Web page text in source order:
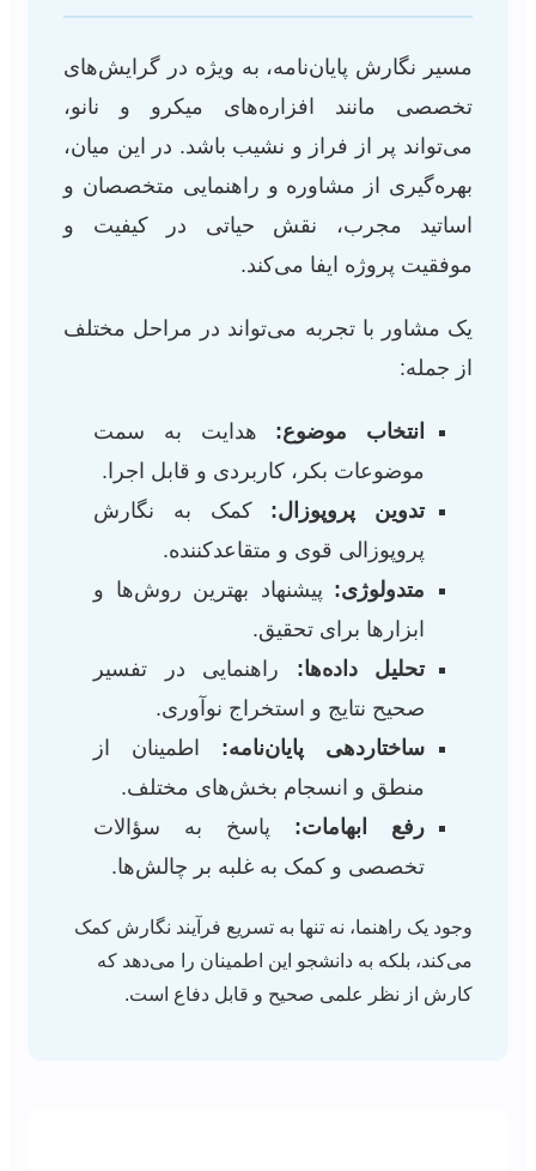
مسیر نگارش پایان‌نامه، به ویژه در گرایش‌های
تخصصی مانند افزاره‌های میکرو و نانو،
می‌تواند پر از فراز و نشیب باشد. در این میان،
بهره‌گیری از مشاوره و راهنمایی متخصصان و
اساتید مجرب، نقش حیاتی در کیفیت و
موفقیت پروژه ایفا می‌کند.
یک مشاور با تجربه می‌تواند در مراحل مختلف
از جمله:
انتخاب موضوع: هدایت به سمت
موضوعات بکر، کاربردی و قابل اجرا.
تدوین پروپوزال: کمک به نگارش
پروپوزالی قوی و متقاعدکننده.
متدولوژی: پیشنهاد بهترین روش‌ها و
ابزارها برای تحقیق.
تحلیل داده‌ها: راهنمایی در تفسیر
صحیح نتایج و استخراج نوآوری.
ساختاردهی پایان‌نامه: اطمینان از
منطق و انسجام بخش‌های مختلف.
رفع ابهامات: پاسخ به سؤالات
تخصصی و کمک به غلبه بر چالش‌ها.
وجود یک راهنما، نه تنها به تسریع فرآیند نگارش کمک
می‌کند، بلکه به دانشجو این اطمینان را می‌دهد که
کارش از نظر علمی صحیح و قابل دفاع است.